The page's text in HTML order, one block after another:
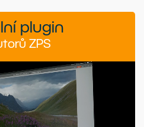
plugin
ZPS